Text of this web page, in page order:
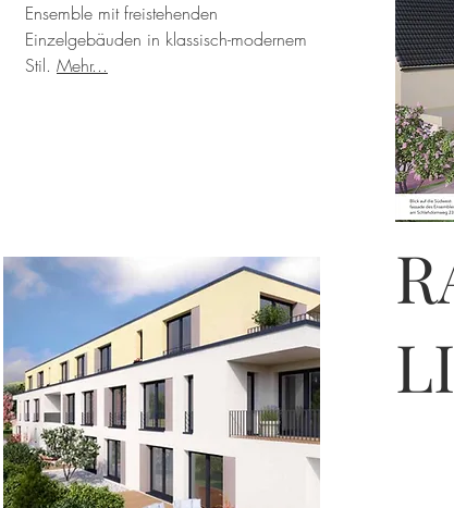
Ensemble mit freistehenden
Einzelgebäuden in klassisch-modernem
Stil. Mehr...